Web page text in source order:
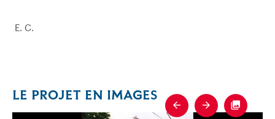
E. C.
LE PROJET EN IMAGES
Previous
Next